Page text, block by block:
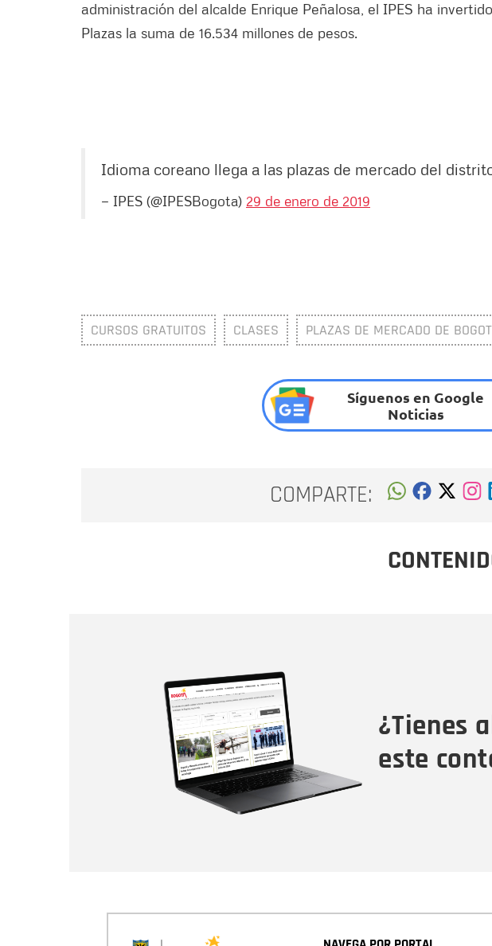
administración del alcalde Enrique Peñalosa, el IPES ha
Plazas la suma de 16.534 millones de pesos.
Idioma coreano llega a las plazas de mercado del
— IPES (@IPESBogota) 29 de enero de 2019
CURSOS GRATUITOS CLASES PLAZAS DE MERCADO DE
Síguenos en Google
Noticias
COMPARTE:
¿Tienes
este